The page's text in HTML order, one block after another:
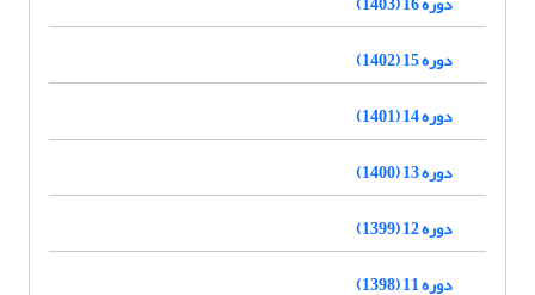
دوره 15 (1402)
دوره 14 (1401)
دوره 13 (1400)
دوره 12 (1399)
دوره 11 (1398)